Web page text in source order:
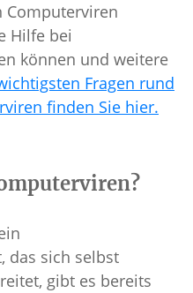
Computerviren
Hilfe bei
können und weitere
Fragen rund
finden Sie hier.
das sich selbst
gibt es bereits